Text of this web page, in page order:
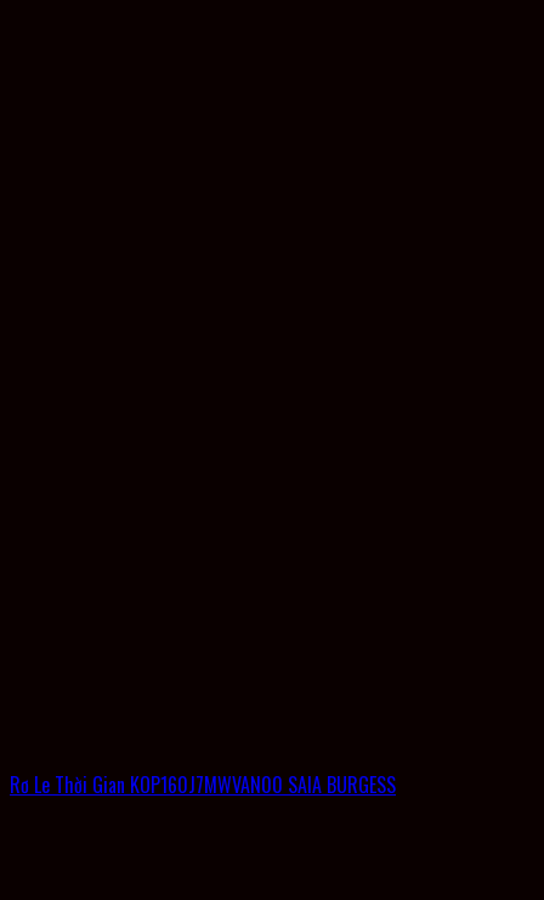
Rơ Le Thời Gian KOP160J7MWVAN00 SAIA BURGESS